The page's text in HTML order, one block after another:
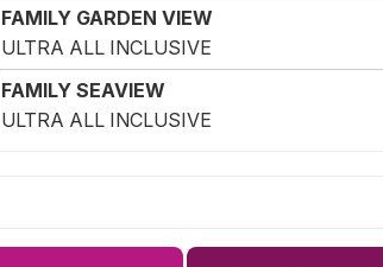
FAMILY GARDEN VIEW
ULTRA ALL INCLUSIVE
FAMILY SEAVIEW
ULTRA ALL INCLUSIVE